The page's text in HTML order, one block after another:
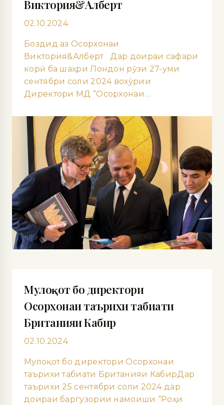
Виктория&Алберт
02.10.2024
Боздид аз Осорхонаи
Виктория&Алберт Дар доираи сафари
корӣ ба шаҳри Лондон рӯзи 27-уми
сентябри соли 2024 вохӯрии
Директори МД “Осорхонаи…
Мулоқот бо директори
Осорхонаи таърихи табиати
Британияи Кабир
02.10.2024
Мулоқот бо директори Осорхонаи
таърихи табиати Британияи КабирДар
таърихи 25 сентябри соли 2024 дар
доираи баргузории намоиши “Роҳи